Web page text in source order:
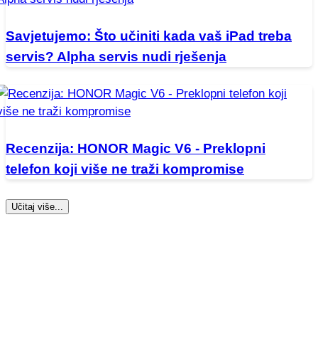
Savjetujemo: Što učiniti kada vaš iPad treba
servis? Alpha servis nudi rješenja
Recenzija: HONOR Magic V6 - Preklopni
telefon koji više ne traži kompromise
Učitaj više...